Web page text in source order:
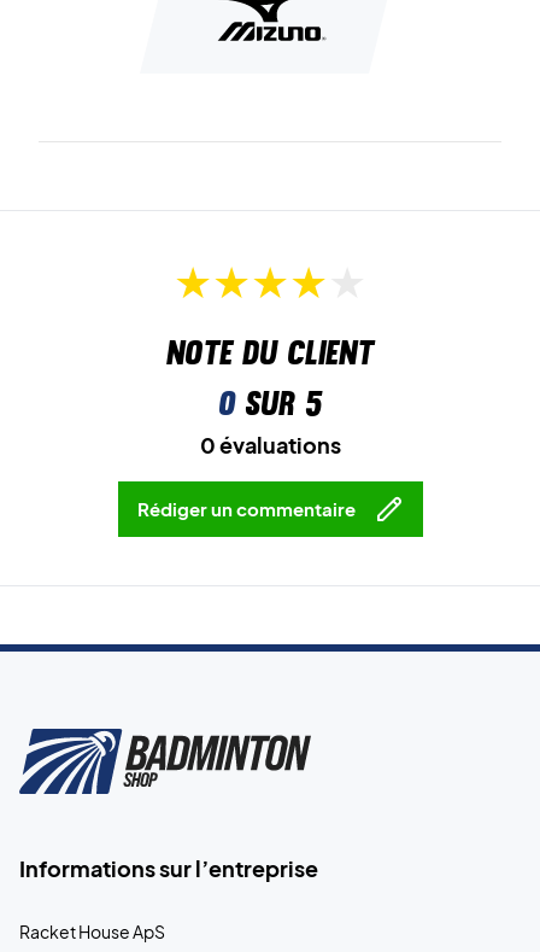
Note du client
0sur 5
0 évaluations
Rédiger un commentaire
Informations sur l’entreprise
Racket House ApS